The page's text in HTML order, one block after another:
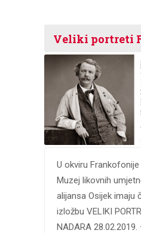
Veliki portreti
U okviru Frankofonije
Muzej likovnih
alijansa Osijek imaju
izložbu VELIKI
NADARA 28.02.2019.